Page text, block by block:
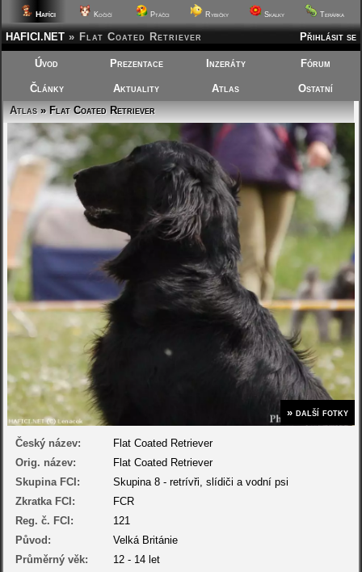
Hafíci Kočičí Ptáčci Rybičky Skalky Terárka
Přihlásit se
HAFICI.NET » Flat Coated Retriever
Úvod Prezentace Inzeráty Fórum
Články Aktuality Atlas
Ostatní
Atlas» Flat Coated Retriever
» další fotky
Český název:
Flat Coated Retriever
Orig. název:
Flat Coated Retriever
Skupina FCI:
Skupina 8 - retrívři, slídiči a vodní psi
Zkratka FCI:
FCR
Reg. č. FCI:
121
Původ:
Velká Británie
Průměrný věk:
12 - 14 let